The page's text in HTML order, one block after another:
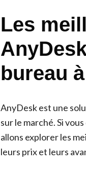
Les
bureau
AnyDesk est une
sur le marché. Si
allons explorer les
leurs prix et leurs